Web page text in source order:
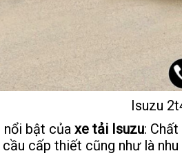
Isuzu
bật của xe tải Isuzu:
cấp thiết cũng như là